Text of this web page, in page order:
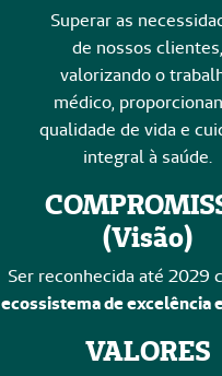
Superar as
de nossos clientes,
valorizando o
médico,
qualidade de vida e
integral à saúde.
(Visão)
Ser reconhecida até 2029
ecossistema de excelência
VALORES